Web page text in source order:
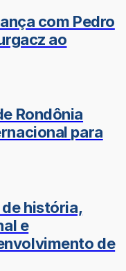
com Pedro
ao
Rondônia
para
de história,
e
de